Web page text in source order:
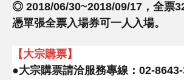
◎ 2018/06/30~2018/09/17 ，全票
憑單張全票入場券可一人入場。
【大宗購票】
●大宗購票請洽服務專線： 02-